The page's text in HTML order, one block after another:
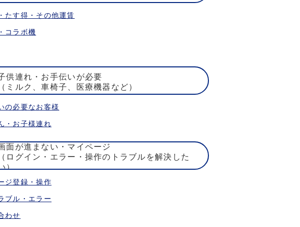
たす得・その他運賃
コラボ機
供連れ・お手伝いが必要
（ミルク、車椅子、医療機器など）
の必要なお客様
・お子様連れ
面が進まない・マイページ
（ログイン・エラー・操作のトラブルを解決した
）
ジ登録・操作
ブル・エラー
わせ